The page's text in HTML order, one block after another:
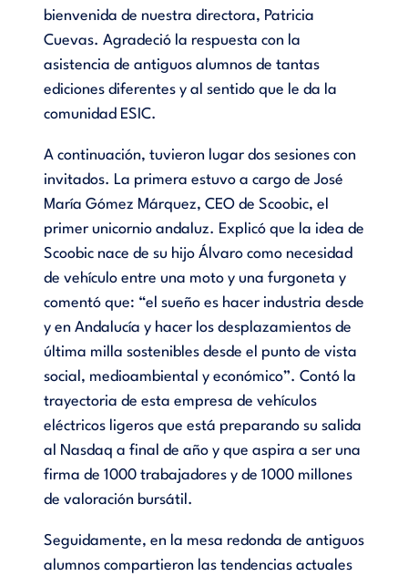
bienvenida de nuestra directora, Patricia
Cuevas. Agradeció la respuesta con la
asistencia de antiguos alumnos de tantas
ediciones diferentes y al sentido que le da la
comunidad ESIC.
A continuación, tuvieron lugar dos sesiones con
invitados. La primera estuvo a cargo de José
María Gómez Márquez, CEO de Scoobic, el
primer unicornio andaluz. Explicó que la idea de
Scoobic nace de su hijo Álvaro como necesidad
de vehículo entre una moto y una furgoneta y
comentó que: “el sueño es hacer industria desde
y en Andalucía y hacer los desplazamientos de
última milla sostenibles desde el punto de vista
social, medioambiental y económico”. Contó la
trayectoria de esta empresa de vehículos
eléctricos ligeros que está preparando su salida
al Nasdaq a final de año y que aspira a ser una
firma de 1000 trabajadores y de 1000 millones
de valoración bursátil.
Seguidamente, en la mesa redonda de antiguos
alumnos compartieron las tendencias actuales